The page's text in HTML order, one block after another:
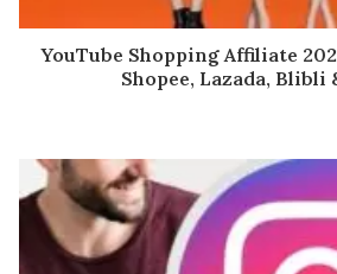
YouTube Shopping Affiliate
Shopee, Lazada, Blibli